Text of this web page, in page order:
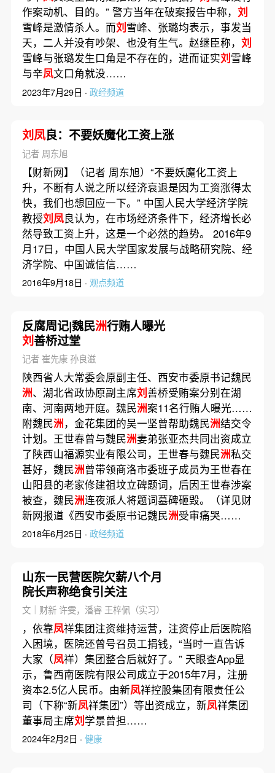
作案动机、目的。” 警方当年在破案报告中称， 刘
雪峰是激情杀人。而刘 雪峰、张璐均表示，事发当
天，二人并没有吵架、也没有生气。赵继臣称， 刘
雪峰与张璐发生口角是不存在的，进而证实刘 雪峰
与辛凤文口角就没……
2023年7月29日 · 政经频道
刘凤良：不要妖魔化工资上涨
记者 周东旭
【财新网】（记者 周东旭）“不要妖魔化工资上
升，不断有人说之所以经济衰退是因为工资涨得太
快，我们也想回应一下。” 中国人民大学经济学院
教授刘凤良认为，在市场经济条件下，经济增长必
然导致工资上升，这是一个必然的趋势。 2016年9
月17日，中国人民大学国家发展与战略研究院、经
济学院、中国诚信信……
2016年9月18日 · 观点频道
反腐周记|魏民洲行贿人曝光
刘善桥过堂
记者 崔先康 孙良滋
陕西省人大常委会原副主任、西安市委原书记魏民
洲、湖北省政协原副主席刘善桥受贿案分别在湖
南、河南两地开庭。魏民洲案11名行贿人曝光……
附魏民洲，金花集团的吴一坚曾帮助魏民洲结交令
计划。王世春曾与魏民洲妻弟张亚杰共同出资成立
了陕西山福源实业有限公司，王世春与魏民洲私交
甚好，魏民洲曾带领商洛市委班子成员为王世春在
山阳县的老家修建祖坟立碑题词，后因王世春涉案
被查，魏民洲连夜派人将题词墓碑砸毁。（详见财
新网报道《西安市委原书记魏民洲受审痛哭……
2018年6月25日 · 政经频道
山东一民营医院欠薪八个月
院长声称绝食引关注
文｜财新 许雯，潘睿 王梓佩（实习）
，依靠凤祥集团注资维持运营，注资停止后医院陷
入困境，医院还曾号召员工捐钱，“当时一直告诉
大家（凤祥）集团整合后就好了。” 天眼查App显
示，鲁西南医院有限公司成立于2015年7月，注册
资本2.5亿人民币。由新凤祥控股集团有限责任公
司（下称“新凤祥集团”）等出资成立，新凤祥集团
董事局主席刘学景曾担……
2024年2月2日 · 健康